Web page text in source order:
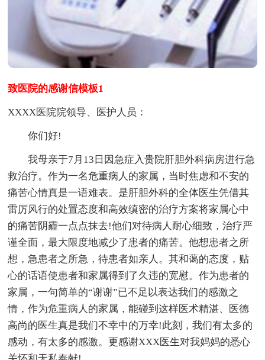
致医院的感谢信模板1
XXXX医院院领导、医护人员：
你们好!
我母亲于7月13日因急症入贵院肝胆外科病房进行急
救治疗。作为一名危重病人的家属，当时焦虑和不安的
痛苦心情真是一语难表。是肝胆外科的全体医生凭借其
雷厉风行的处置态度和高效缜密的治疗方案将家属心中
的痛苦阴霾一点点抹去!他们对待病人耐心细致，治疗严
谨全面，最大限度地减少了患者的痛苦。他想患者之所
想，急患者之所急，待患者如亲人。其和蔼的态度，贴
心的话语使患者和家属得到了久违的宽慰。作为患者的
家属，一句简单的“谢谢”已不足以表达我们的感激之
情，作为危重病人的家属，能碰到这样医术精湛、医德
高尚的医生真是我们不幸中的万幸!此刻，我们有太多的
感动，有太多的感激。更感谢XXX医生对我妈妈的悉心